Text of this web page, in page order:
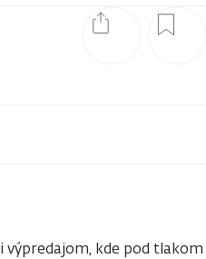
výpredajom, kde pod tlakom